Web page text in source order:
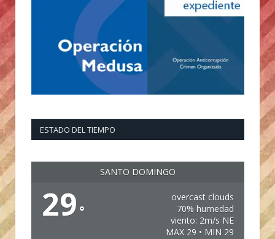
ESTADO DEL TIEMPO
SANTO DOMINGO
29 °
overcast clouds
70% humedad
viento: 2m/s NE
MAX 29 • MIN 29